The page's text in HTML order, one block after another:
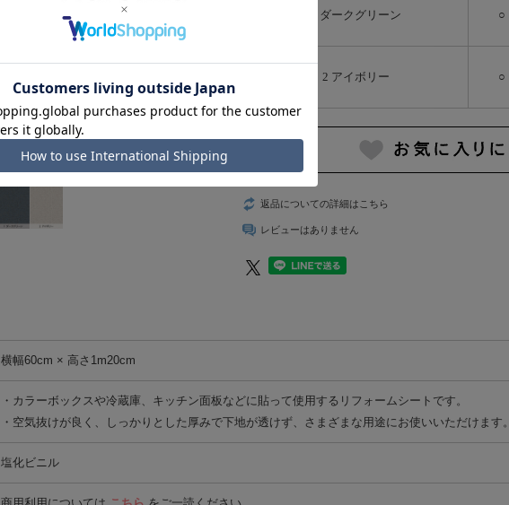
1 ダークグリーン ○
2 アイボリー ○
返品についての詳細はこちら
レビューはありません
横幅60cm × 高さ1m20cm
・カラーボックスや冷蔵庫、キッチン面板などに貼って使用するリフォームシートです。
・空気抜けが良く、しっかりとした厚みで下地が透けず、さまざまな用途にお使いいただけます。
塩化ビニル